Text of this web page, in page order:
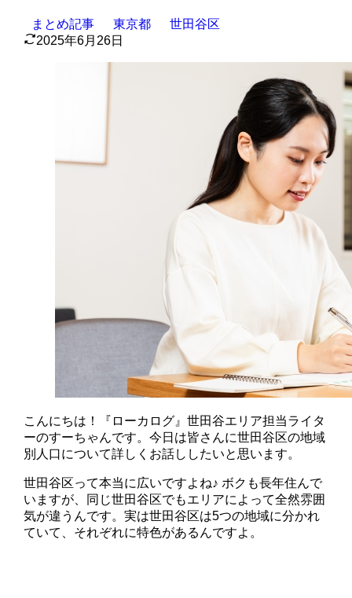
まとめ記事 東京都
世田谷区
2025年6月26日
こんにちは！『ローカログ』世田谷エリア担当ライタ
ーのすーちゃんです。今日は皆さんに世田谷区の地域
別人口について詳しくお話ししたいと思います。
世田谷区って本当に広いですよね♪ ボクも長年住んで
いますが、同じ世田谷区でもエリアによって全然雰囲
気が違うんです。実は世田谷区は5つの地域に分かれ
ていて、それぞれに特色があるんですよ。